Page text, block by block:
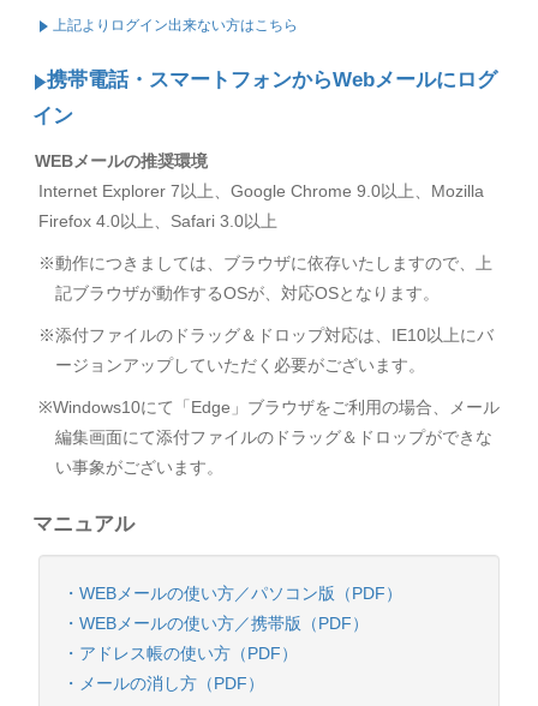
上記よりログイン出来ない方はこちら
携帯電話・スマートフォンからWebメールにログ
イン
WEBメールの推奨環境
Internet Explorer 7以上、Google Chrome 9.0以上、Mozilla
Firefox 4.0以上、Safari 3.0以上
※動作につきましては、ブラウザに依存いたしますので、上
記ブラウザが動作するOSが、対応OSとなります。
※添付ファイルのドラッグ＆ドロップ対応は、IE10以上にバ
ージョンアップしていただく必要がございます。
※Windows10にて「Edge」ブラウザをご利用の場合、メール
編集画面にて添付ファイルのドラッグ＆ドロップができな
い事象がございます。
マニュアル
・WEBメールの使い方／パソコン版（PDF）
・WEBメールの使い方／携帯版（PDF）
・アドレス帳の使い方（PDF）
・メールの消し方（PDF）